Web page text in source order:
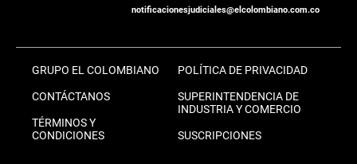
notificacionesjudiciales@elcolombiano.com.co
GRUPO EL COLOMBIANO
CONTÁCTANOS
TÉRMINOS Y
CONDICIONES
POLÍTICA DE PRIVACIDAD
SUPERINTENDENCIA DE
INDUSTRIA Y COMERCIO
SUSCRIPCIONES